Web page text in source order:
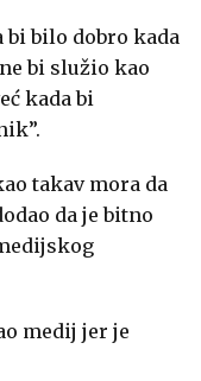
bi bilo dobro kada
bi služio kao
kada bi
takav mora da
da je bitno
medij jer je